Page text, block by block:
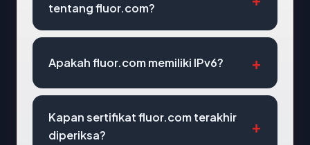
tentang fluor.com?
Apakah fluor.com memiliki IPv6?
Kapan sertifikat fluor.com terakhir
diperiksa?